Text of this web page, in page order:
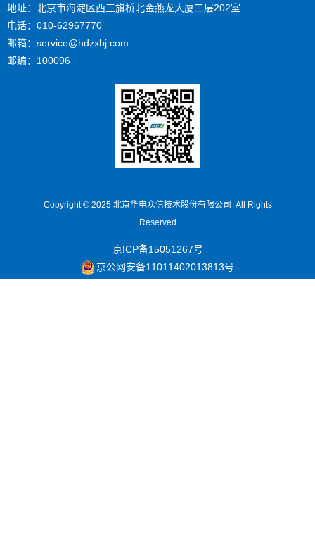
地址：北京市海淀区西三旗桥北金燕龙大厦二层202室
电话：010-62967770
邮箱：service@hdzxbj.com
邮编：100096
Copyright © 2025 北京华电众信技术股份有限公司 All Rights
Reserved
京ICP备15051267号
京公网安备11011402013813号